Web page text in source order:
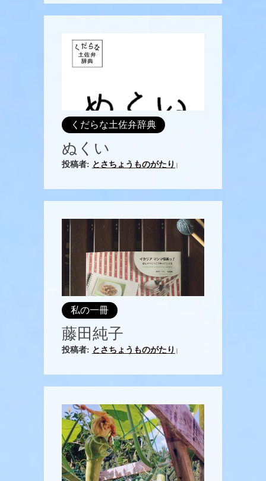
くだらな土佐弁辞典
ぬくい
投稿者: とさちょうものがたり
私の一冊
藤田純子
投稿者: とさちょうものがたり